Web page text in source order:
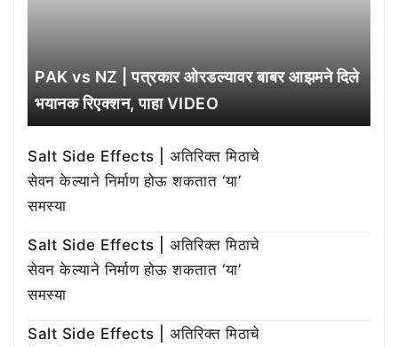
PAK vs NZ | पत्रकार ओरडल्यावर बाबर आझमने दिले
भयानक रिएक्शन, पाहा VIDEO
Salt Side Effects | अतिरिक्त मिठाचे
सेवन केल्याने निर्माण होऊ शकतात ‘या’
समस्या
Salt Side Effects | अतिरिक्त मिठाचे
सेवन केल्याने निर्माण होऊ शकतात ‘या’
समस्या
Salt Side Effects | अतिरिक्त मिठाचे